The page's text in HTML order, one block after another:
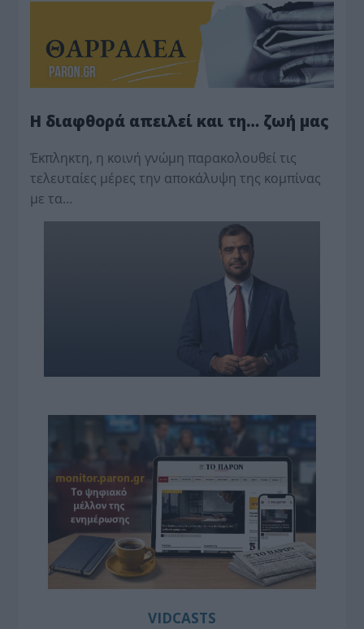
Η διαφθορά απειλεί και τη… ζωή μας
Έκπληκτη, η κοινή γνώμη παρακολουθεί τις
τελευταίες μέρες την αποκάλυψη της κο­μπίνας
με τα…
VIDCASTS